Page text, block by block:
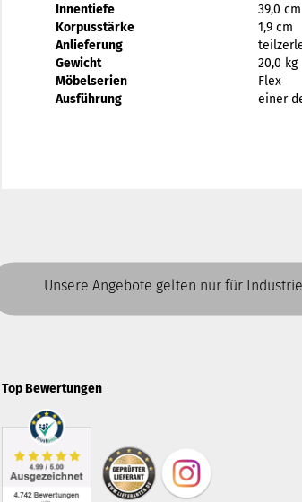
Innentiefe
39,0 cm
Korpusstärke
1,9 cm
Anlieferung
Gewicht
20,0 kg
Möbelserien
Flex
Ausführung
einer
Unsere Angebote gelten nur für
Top Bewertungen